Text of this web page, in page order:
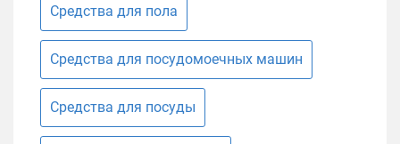
Средства для пола
Средства для посудомоечных машин
Средства для посуды